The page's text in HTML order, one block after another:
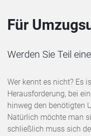
Für
Werden Sie Teil
Wer kennt es nicht? Es
Herausforderung, bei
hinweg den benötigten
Natürlich möchte man
schließlich muss sich